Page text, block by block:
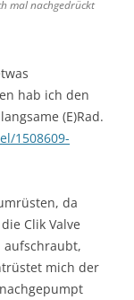
mal nachgedrückt
hab ich den
(E)Rad.
1508609-
da
Clik Valve
aufschraubt,
mich der